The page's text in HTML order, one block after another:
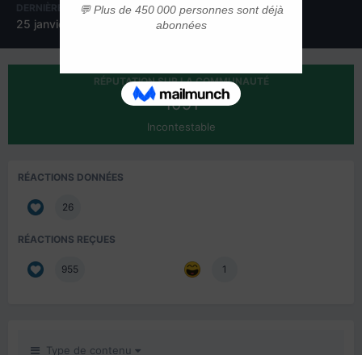
DERNIÈRE VISITE
25 janvier 2017
JOURS GAGNÉS
24
RÉPUTATION SUR LA COMMUNAUTÉ
1091
Incontestable
RÉACTIONS DONNÉES
26
RÉACTIONS REÇUES
955 1
Type de contenu